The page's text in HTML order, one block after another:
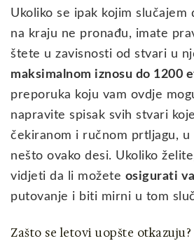
Ukoliko se ipak kojim slučajem
na kraju ne pronađu, imate
štete u zavisnosti od stvari u
maksimalnom iznosu do 1200
preporuka koju vam ovdje
napravite spisak svih stvari
čekiranom i ručnom prtljagu, u
nešto ovako desi. Ukoliko
vidjeti da li možete osigurati
putovanje i biti mirni u tom
Zašto se letovi uopšte otkazuju?